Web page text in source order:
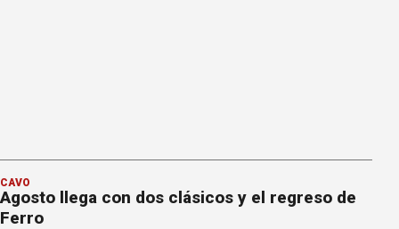
CAVO
Agosto llega con dos clásicos y el regreso de
Ferro